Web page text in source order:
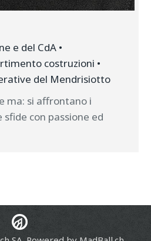
e del CdA •
costruzioni •
del Mendrisiotto
ma: si affrontano i
con passione ed